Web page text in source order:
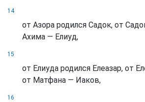
14
от Азора родился Садок, от
Ахима — Елиуд,
15
от Елиуда родился Елеазар, от
от Матфана — Иаков,
16